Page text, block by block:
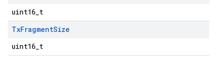
uint16_t
TxFragmentSize
uint16_t